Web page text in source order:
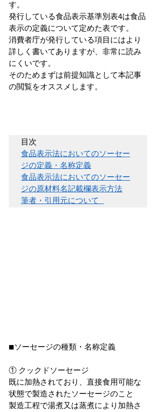
す。
発行している食品表示基準別表4は食品
表示の定義について定めた表です。
消費者庁が発行している項目にはより
詳しく書いてありますが、非常に読み
にくいです。
そのためまずは前提知識として本記事
の閲覧をオススメします。
食品表示法においてのソーセー
ジの定義・名称定義
食品表示法においてのソーセー
ジの原材料名記載欄表示方法
筆者・引用元について
■ソーセージの種類・名称定義
① クックドソーセージ
既に加熱されており、直接食用可能な
状態で製造されたソーセージのこと
製造工程で湯煮又は蒸煮により加熱さ